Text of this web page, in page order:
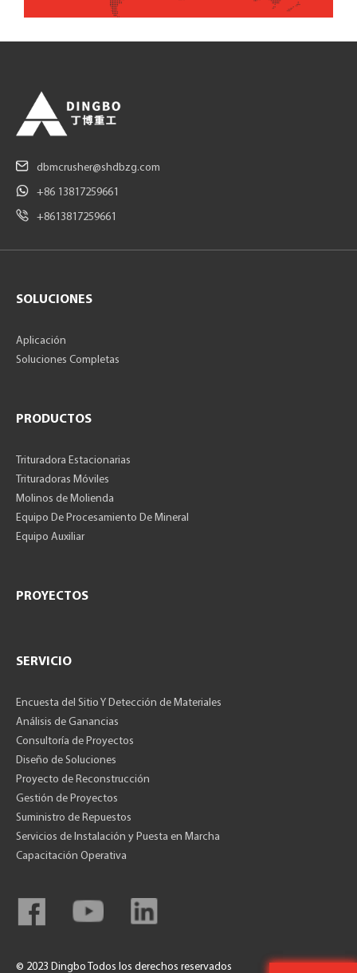
dbmcrusher@shdbzg.com
+86 13817259661
+8613817259661
SOLUCIONES
Aplicación
Soluciones Completas
PRODUCTOS
Trituradora Estacionarias
Trituradoras Móviles
Molinos de Molienda
Equipo De Procesamiento De Mineral
Equipo Auxiliar
PROYECTOS
SERVICIO
Encuesta del Sitio Y Detección de Materiales
Análisis de Ganancias
Consultoría de Proyectos
Diseño de Soluciones
Proyecto de Reconstrucción
Gestión de Proyectos
Suministro de Repuestos
Servicios de Instalación y Puesta en Marcha
Capacitación Operativa
© 2023 Dingbo Todos los derechos reservados